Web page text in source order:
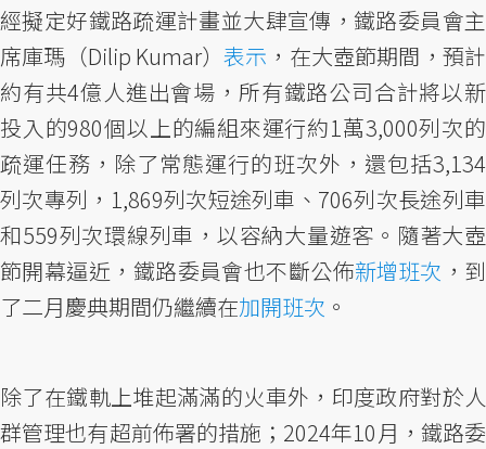
經擬定好鐵路疏運計畫並大肆宣傳，鐵路委員會主
席庫瑪（Dilip Kumar）表示 ，在大壺節期間，預計
約有共4億人進出會場，所有鐵路公司合計將以新
投入的980個以上的編組來運行約1萬3,000列次的
疏運任務，除了常態運行的班次外，還包括3,134
列次專列，1,869列次短途列車、706列次長途列車
和559列次環線列車，以容納大量遊客。隨著大壺
節開幕逼近，鐵路委員會也不斷公佈新增班次 ，到
了二月慶典期間仍繼續在加開班次 。
除了在鐵軌上堆起滿滿的火車外，印度政府對於人
群管理也有超前佈署的措施；2024年10月，鐵路委